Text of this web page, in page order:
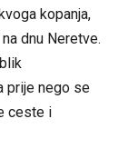
kopanja,
dnu Neretve.
prije nego se
ceste i